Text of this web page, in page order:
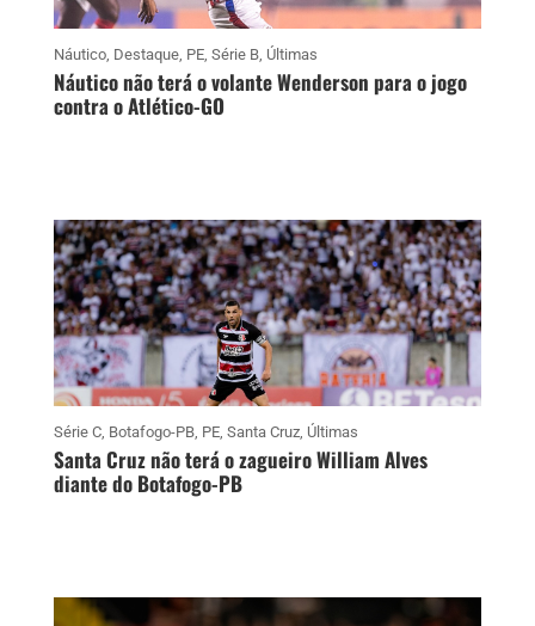
Náutico, Destaque, PE, Série B, Últimas
Náutico não terá o volante Wenderson para o jogo
contra o Atlético-GO
Série C, Botafogo-PB, PE, Santa Cruz, Últimas
Santa Cruz não terá o zagueiro William Alves
diante do Botafogo-PB